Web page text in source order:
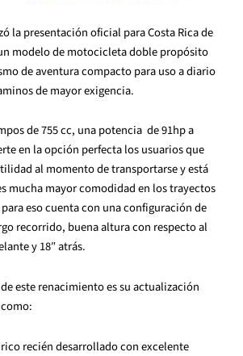
la presentación oficial para Costa Rica de
modelo de motocicleta doble propósito
de aventura compacto para uso a diario
de mayor exigencia.
de 755 cc, una potencia de 91hp a
en la opción perfecta los usuarios que
al momento de transportarse y está
mucha mayor comodidad en los trayectos
eso cuenta con una configuración de
recorrido, buena altura con respecto al
y 18″ atrás.
este renacimiento es su actualización
recién desarrollado con excelente